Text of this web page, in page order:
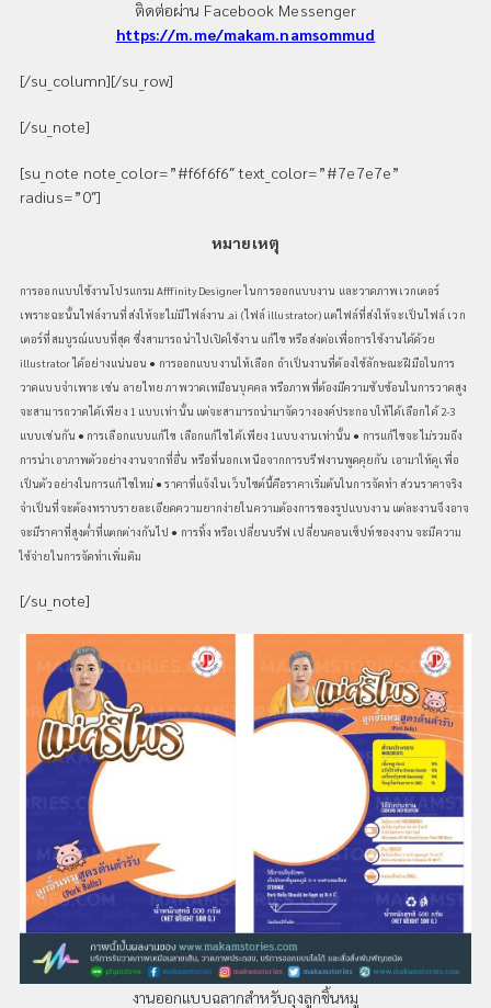
ติดต่อผ่าน Facebook Messenger
https://m.me/makam.namsommud
[/su_column][/su_row]
[/su_note]
[su_note note_color=”#f6f6f6″ text_color=”#7e7e7e”
radius=”0″]
หมายเหตุ
การออกแบบใช้งานโปรแกรม Afffinity Designer ในการออกแบบงาน และวาดภาพเวกเตอร์
เพราะฉะนั้นไฟล์งานที่ส่งให้จะไม่มีไฟล์งาน .ai (ไฟล์ illustrator) แต่ไฟล์ที่ส่งให้จะเป็นไฟล์ เวก
เตอร์ที่สมบูรณ์แบบที่สุด ซึ่งสามารถนำไปเปิดใช้งาน แก้ไข หรือส่งต่อเพื่อการใช้งานได้ด้วย
illustrator ได้อย่างแน่นอน ● การออกแบบงานให้เลือก ถ้าเป็นงานที่ต้องใช้ลักษณะฝีมือในการ
วาดแบบจำเพาะ เช่น ลายไทย ภาพวาดเหมือนบุคคล หรือภาพที่ต้องมีความซับซ้อนในการวาดสูง
จะสามารถวาดได้เพียง 1 แบบเท่านั้น แต่จะสามารถนำมาจัดวางองค์ประกอบให้ได้เลือกได้ 2-3
แบบเช่นกัน ● การเลือกแบบแก้ไข เลือกแก้ไขได้เพียง 1แบบงานเท่านั้น ● การแก้ไขจะไม่รวมถึง
การนำเอาภาพตัวอย่างงานจากที่อื่น หรือที่นอกเหนือจากการบรีฟงานพูดคุยกัน เอามาให้ดูเพื่อ
เป็นตัวอย่างในการแก้ไขใหม่ ● ราคาที่แจ้งในเว็บไซต์นี้คือราคาเริ่มต้นในการจัดทำ ส่วนราคาจริง
จำเป็นที่จะต้องทราบรายละเอียดความยากง่ายในความต้องการของรูปแบบงาน แต่ละงานจึงอาจ
จะมีราคาที่สูงต่ำที่แตกต่างกันไป ● การทิ้ง หรือเปลี่ยนบรีฟ เปลี่ยนคอนเซ็ปท์ของงาน จะมีความ
ใช้จ่ายในการจัดทำเพิ่มติม
[/su_note]
งานออกแบบฉลากสำหรับถุงลูกชิ้นหมู